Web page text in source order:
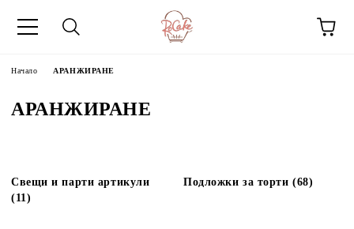
Начало АРАНЖИРАНЕ
АРАНЖИРАНЕ
Свещи и парти артикули
(11)
Подложки за торти (68)